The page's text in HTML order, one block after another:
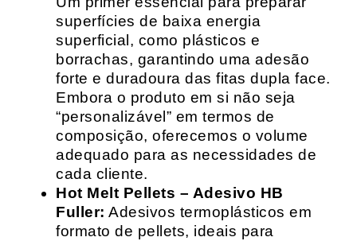
superfícies de baixa energia
superficial, como plásticos e
borrachas, garantindo uma adesão
forte e duradoura das fitas dupla face.
Embora o produto em si não seja
“personalizável” em termos de
composição, oferecemos o volume
adequado para as necessidades de
cada cliente.
Hot Melt Pellets – Adesivo HB
Fuller: Adesivos termoplásticos em
formato de pellets, ideais para